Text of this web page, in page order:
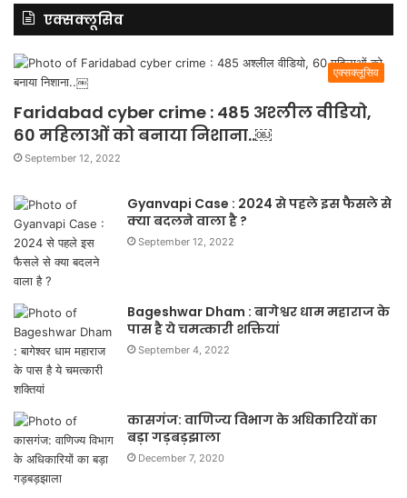
एक्सक्लूसिव
एक्सक्लूसिव
Faridabad cyber crime : 485 अश्लील वीडियो,
60 महिलाओं को बनाया निशाना..￼
September 12, 2022
Gyanvapi Case : 2024 से पहले इस फैसले से
क्या बदलने वाला है ?
September 12, 2022
Bageshwar Dham : बागेश्वर धाम महाराज के
पास है ये चमत्कारी शक्तियां
September 4, 2022
कासगंज: वाणिज्य विभाग के अधिकारियों का
बड़ा गड़बड़झाला
December 7, 2020